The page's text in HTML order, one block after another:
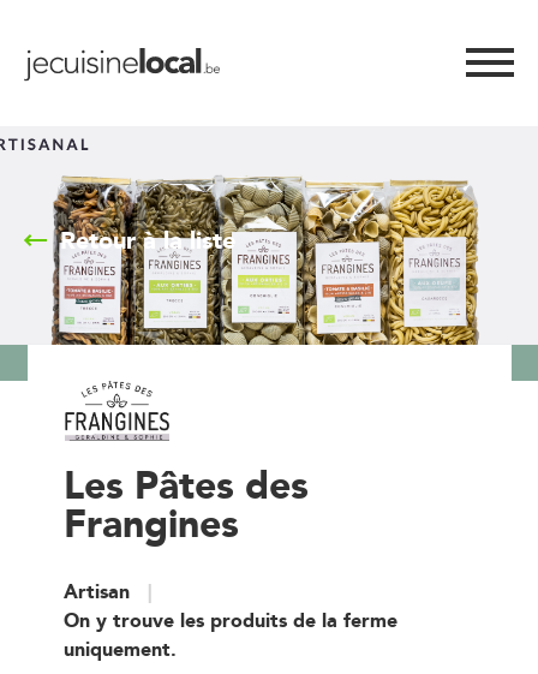
Retour à la liste
Les Pâtes des
Frangines
Artisan
On y trouve les produits de la ferme
uniquement.